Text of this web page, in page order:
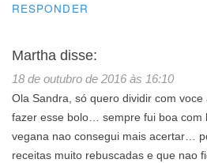
RESPONDER
Martha disse:
18 de outubro de 2016 às 16:10
Ola Sandra, só quero dividir com
fazer esse bolo… sempre fui boa com
vegana nao consegui mais acertar…
receitas muito rebuscadas e que nao